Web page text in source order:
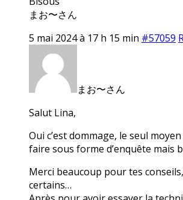
まお〜さん
5 mai 2024 à 17 h 15 min #57059
まお〜さん
Salut Lina,
Oui c’est dommage, le seul
faire sous forme d’enquête mais
Merci beaucoup pour tes
certains…